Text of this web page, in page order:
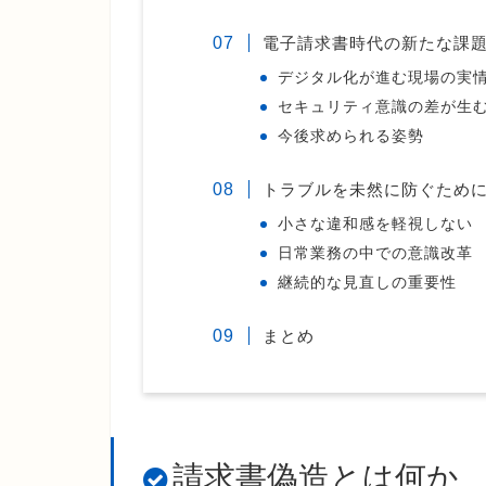
電子請求書時代の新たな課題
デジタル化が進む現場の実
セキュリティ意識の差が生
今後求められる姿勢
トラブルを未然に防ぐため
小さな違和感を軽視しない
日常業務の中での意識改革
継続的な見直しの重要性
まとめ
請求書偽造とは何か